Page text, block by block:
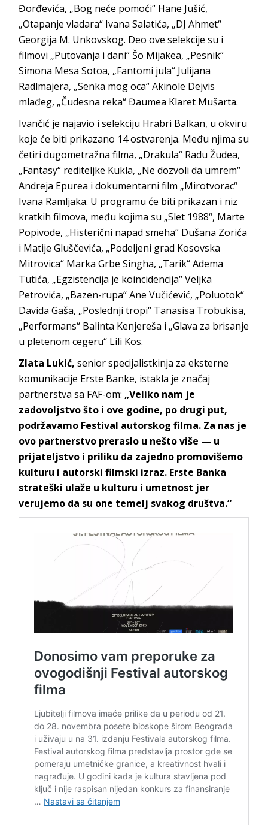
Đorđevića, „Bog neće pomoći“ Hane Jušić,
„Otapanje vladara“ Ivana Salatića, „DJ Ahmet“
Georgija M. Unkovskog. Deo ove selekcije su i
filmovi „Putovanja i dani“ Šo Mijakea, „Pesnik“
Simona Mesa Sotoa, „Fantomi jula“ Julijana
Radlmajera, „Senka mog oca“ Akinole Dejvis
mlađeg, „Čudesna reka“ Đaumea Klaret Mušarta.
Ivančić je najavio i selekciju Hrabri Balkan, u okviru
koje će biti prikazano 14 ostvarenja. Među njima su
četiri dugometražna filma, „Drakula“ Radu Žudea,
„Fantasy“ rediteljke Kukla, „Ne dozvoli da umrem“
Andreja Epurea i dokumentarni film „Mirotvorac“
Ivana Ramljaka. U programu će biti prikazan i niz
kratkih filmova, među kojima su „Slet 1988“, Marte
Popivode, „Histerični napad smeha“ Dušana Zorića
i Matije Gluščevića, „Podeljeni grad Kosovska
Mitrovica“ Marka Grbe Singha, „Tarik“ Adema
Tutića, „Egzistencija je koincidencija“ Veljka
Petrovića, „Bazen-rupa“ Ane Vučićević, „Poluotok“
Davida Gaša, „Poslednji tropi“ Tanasisa Trobukisa,
„Performans“ Balinta Kenjereša i „Glava za brisanje
u pletenom cegeru“ Lili Kos.
Zlata Lukić, senior specijalistkinja za eksterne
komunikacije Erste Banke, istakla je značaj
partnerstva sa FAF-om: „Veliko nam je
zadovoljstvo što i ove godine, po drugi put,
podržavamo Festival autorskog filma. Za nas je
ovo partnerstvo preraslo u nešto više — u
prijateljstvo i priliku da zajedno promovišemo
kulturu i autorski filmski izraz. Erste Banka
strateški ulaže u kulturu i umetnost jer
verujemo da su one temelj svakog društva.“